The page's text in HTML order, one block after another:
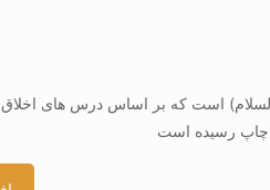
است که بر اساس درس های اخلاق
چاپ رسیده است